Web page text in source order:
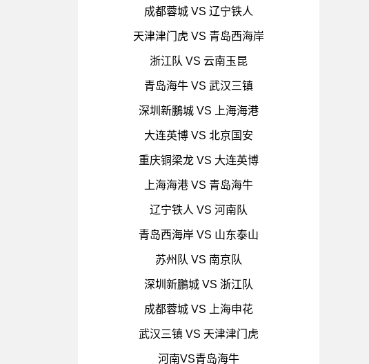
成都蓉城 VS 辽宁铁人
天津津门虎 VS 青岛西海岸
浙江队 VS 云南玉昆
青岛海牛 VS 武汉三镇
深圳新鵬城 VS 上海海港
大连英博 VS 北京国安
重庆铜梁龙 VS 大连英博
上海海港 VS 青岛海牛
辽宁铁人 VS 河南队
青岛西海岸 VS 山东泰山
苏州队 VS 南京队
深圳新鵬城 VS 浙江队
成都蓉城 VS 上海申花
武汉三镇 VS 天津津门虎
河南VS青岛海牛